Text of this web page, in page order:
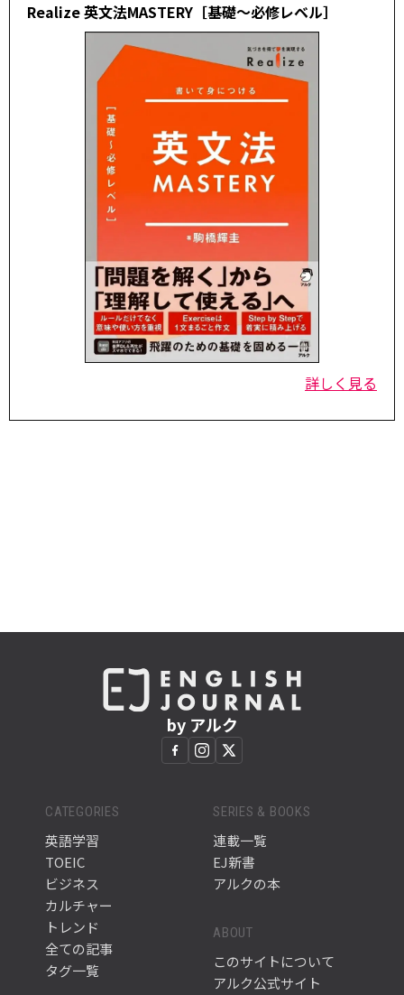
Realize 英文法MASTERY［基礎～必修レベル］
詳しく見る
by アルク
CATEGORIES
英語学習
TOEIC
ビジネス
カルチャー
トレンド
全ての記事
タグ一覧
SERIES & BOOKS
連載一覧
EJ新書
アルクの本
ABOUT
このサイトについて
アルク公式サイト